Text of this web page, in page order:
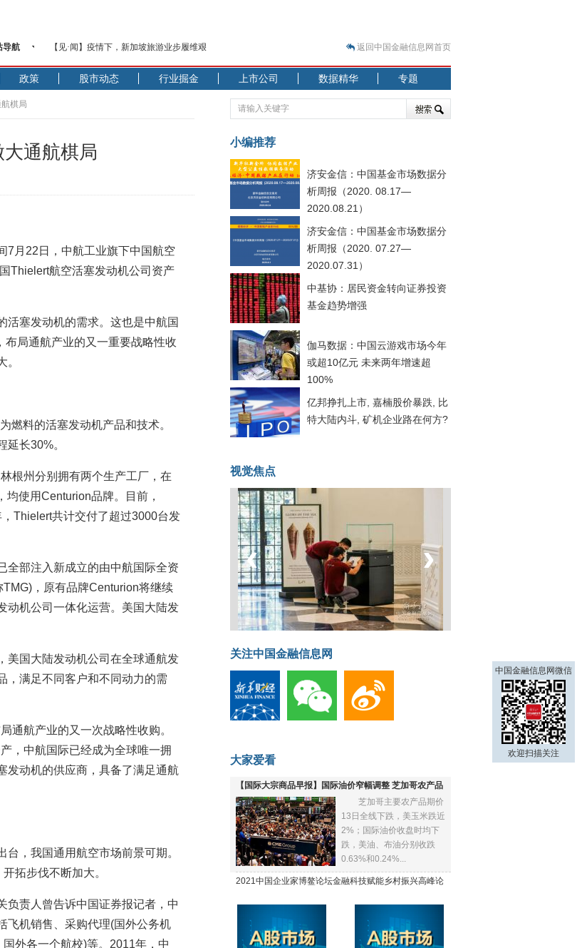
导航
【见·闻】疫情下，新加坡旅游业步履维艰
记者手记：疫情下的香港零售业如何浴火重生？
【见·闻】疫情下一家香港传统零售商的转型突围之旅
济安金信：中国基金市场数据分析周报（2020. 07.27—2020.07.31）
【新华财经调查】同业存单、结构性存款玩起“跷跷板” 结构性失衡藏
央行公开市场净投放300亿元 短端资金利率明显下行
基本面及股市双轮冲击 债市回调十年期债表现最弱
沥青期货连续两日涨逾3% 沪银及两粕涨势喜人
恒生聚源：北斗收官之星发射成功，全产业链解析
返回中国金融信息网首页
政策 股市动态 行业掘金 上市公司 数据精华 专题
棋局
通航棋局
7月22日，中航工业旗下中国航空
Thielert航空活塞发动机公司资产
活塞发动机的需求。这也是中航国
局通航产业的又一重要战略性收
。
燃料的活塞发动机产品和技术。
长30%。
根州分别拥有两个生产工厂，在
使用Centurion品牌。目前，
Thielert共计交付了超过3000台发
全部注入新成立的由中航国际全资
，原有品牌Centurion将继续
动机公司一体化运营。美国大陆发
美国大陆发动机公司在全球通航发
，满足不同客户和不同动力的需
通航产业的又一次战略性收购。
，中航国际已经成为全球唯一拥
发动机的供应商，具备了满足通航
，我国通用航空市场前景可期。
拓步伐不断加大。
负责人曾告诉中国证券报记者，中
飞机销售、采购代理(国外公务机
外各一个航校)等。2011年，中
小编推荐
济安金信：中国基金市场数据分
析周报（2020. 08.17—
2020.08.21）
济安金信：中国基金市场数据分
析周报（2020. 07.27—
2020.07.31）
中基协：居民资金转向证券投资
基金趋势增强
伽马数据：中国云游戏市场今年
或超10亿元 未来两年增速超
100%
亿邦挣扎上市, 嘉楠股价暴跌, 比
特大陆内斗, 矿机企业路在何方?
视觉焦点
菲律宾：防疫降级
‹ ›
关注中国金融信息网
大家爱看
【国际大宗商品早报】国际油价窄幅调整 芝加哥农产品
全线下跌
芝加哥主要农产品期价
13日全线下跌，美玉米跌近
2%；国际油价收盘时均下
跌，美油、布油分别收跌
0.63%和0.24%...
2021中国企业家博鳌论坛金融科技赋能乡村振兴高峰论
中国金融信息网微信
欢迎扫描关注